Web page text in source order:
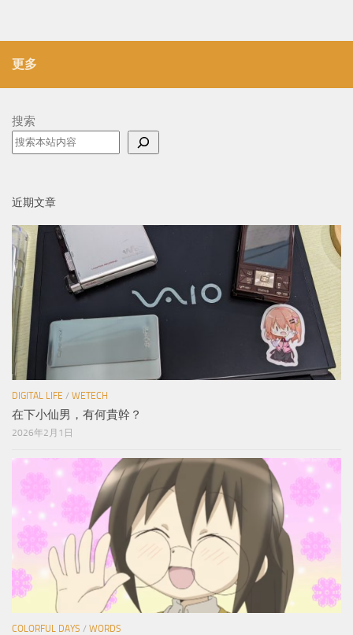
更多
搜索
近期文章
DIGITAL LIFE / WETECH
在下小仙男，有何貴幹？
2026年2月1日
COLORFUL DAYS / WORDS